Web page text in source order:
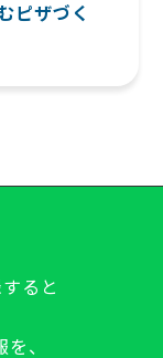
ピザづく
ると
、